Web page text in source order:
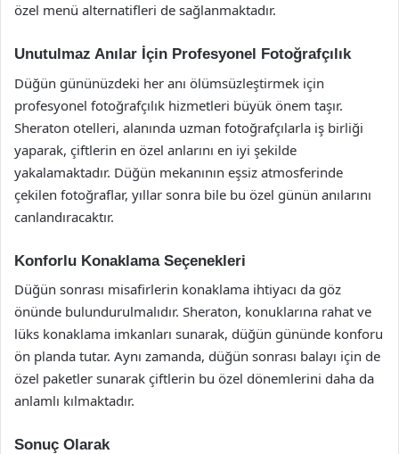
özel menü alternatifleri de sağlanmaktadır.
Unutulmaz Anılar İçin Profesyonel Fotoğrafçılık
Düğün gününüzdeki her anı ölümsüzleştirmek için
profesyonel fotoğrafçılık hizmetleri büyük önem taşır.
Sheraton otelleri, alanında uzman fotoğrafçılarla iş birliği
yaparak, çiftlerin en özel anlarını en iyi şekilde
yakalamaktadır. Düğün mekanının eşsiz atmosferinde
çekilen fotoğraflar, yıllar sonra bile bu özel günün anılarını
canlandıracaktır.
Konforlu Konaklama Seçenekleri
Düğün sonrası misafirlerin konaklama ihtiyacı da göz
önünde bulundurulmalıdır. Sheraton, konuklarına rahat ve
lüks konaklama imkanları sunarak, düğün gününde konforu
ön planda tutar. Aynı zamanda, düğün sonrası balayı için de
özel paketler sunarak çiftlerin bu özel dönemlerini daha da
anlamlı kılmaktadır.
Sonuç Olarak